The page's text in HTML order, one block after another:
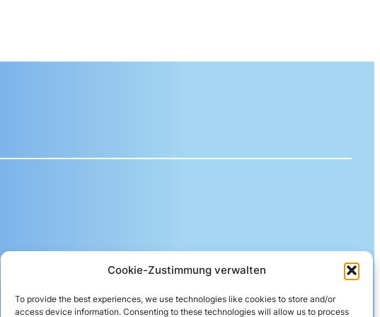
Cookie-Zustimmung verwalten
To provide the best experiences, we use technologies like cookies to store and/or
access device information. Consenting to these technologies will allow us to process
Nereida AG